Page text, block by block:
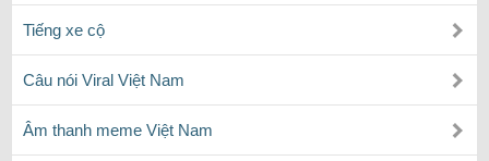
Tiếng xe cộ
Câu nói Viral Việt Nam
Âm thanh meme Việt Nam